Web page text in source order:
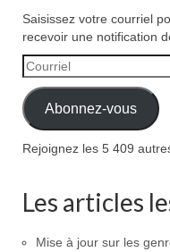
Saisissez votre courriel
recevoir une notification
Courriel
Abonnez-vous
Rejoignez les 5 409
Les articles
Mise à jour sur les